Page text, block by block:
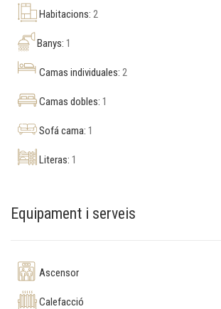
Habitacions: 2
Banys: 1
Camas individuales: 2
Camas dobles: 1
Sofá cama: 1
Literas: 1
Equipament i serveis
Ascensor
Calefacció